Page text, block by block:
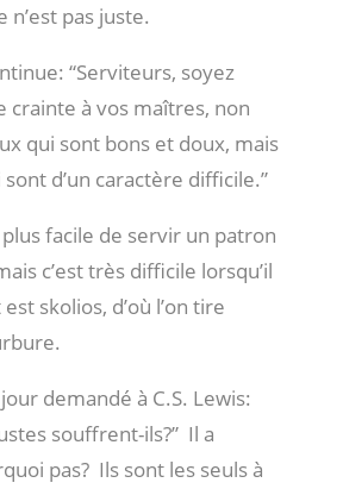
pas juste.
“Serviteurs, soyez
crainte à vos maîtres, non
qui sont bons et doux, mais
d’un caractère difficile.”
facile de servir un patron
c’est très difficile lorsqu’il
skolios, d’où l’on tire
demandé à C.S. Lewis:
souffrent-ils?” Il a
pas? Ils sont les seuls à